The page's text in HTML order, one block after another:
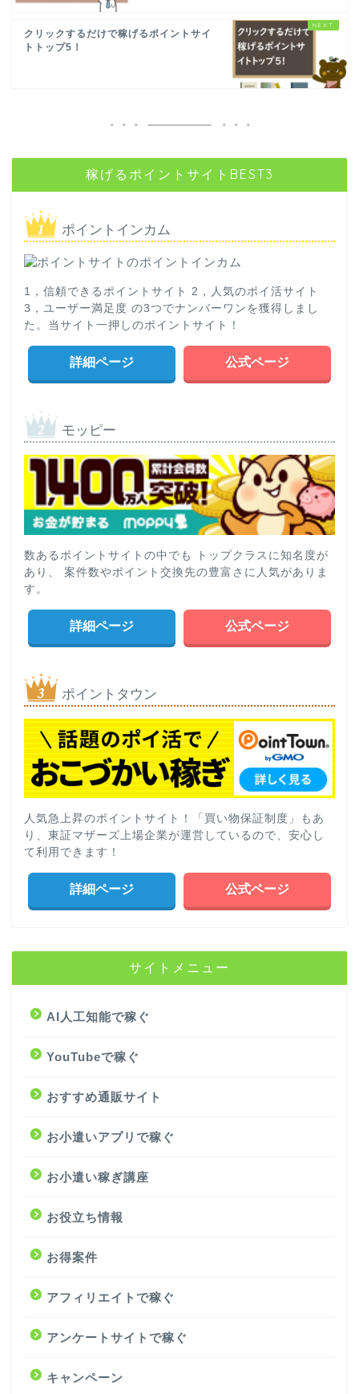
クリックするだけで稼げるポイントサイ
トトップ5！
稼げるポイントサイトBEST3
ポイントインカム
1，信頼できるポイントサイト 2，人気のポイ活サイト
3，ユーザー満足度 の3つでナンバーワンを獲得しまし
た。当サイト一押しのポイントサイト！
詳細ページ 公式ページ
モッピー
数あるポイントサイトの中でも トップクラスに知名度が
あり、 案件数やポイント交換先の豊富さに人気がありま
す。
詳細ページ 公式ページ
ポイントタウン
人気急上昇のポイントサイト！「買い物保証制度」もあ
り、東証マザーズ上場企業が運営しているので、安心し
て利用できます！
詳細ページ 公式ページ
サイトメニュー
AI人工知能で稼ぐ
YouTubeで稼ぐ
おすすめ通販サイト
お小遣いアプリで稼ぐ
お小遣い稼ぎ講座
お役立ち情報
お得案件
アフィリエイトで稼ぐ
アンケートサイトで稼ぐ
キャンペーン